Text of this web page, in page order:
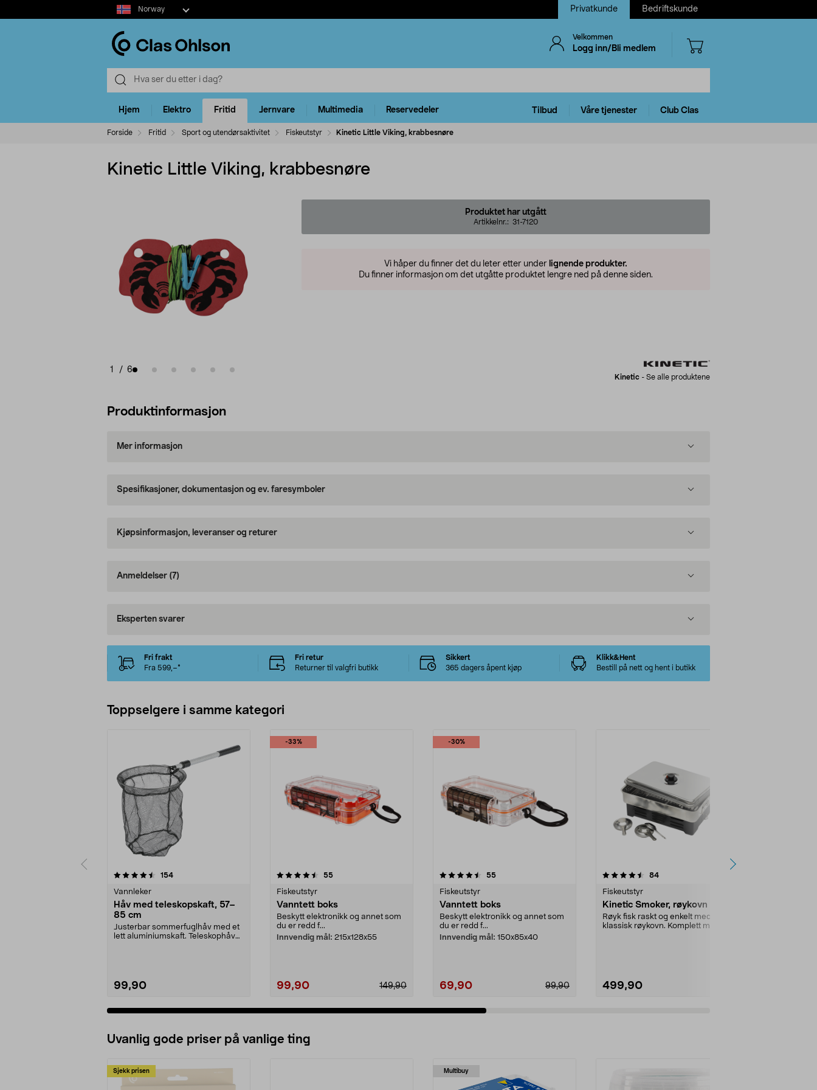
Select
market
Norway Privatkunde Bedriftskunde
Velkommen
Logg inn/Bli medlem
Hjem Elektro Fritid Jernvare Multimedia Reservedeler Tilbud Våre tjenester Club Clas
Forside Fritid Sport og utendørsaktivitet Fiskeutstyr Kinetic Little Viking, krabbesnøre
Kinetic Little Viking, krabbesnøre
1 / 6
Produktet har utgått
Artikkelnr.: 31-7120
Vi håper du finner det du leter etter under lignende produkter.
Du finner informasjon om det utgåtte produktet lengre ned på denne siden.
Kinetic - Se alle produktene
Produktinformasjon
Mer informasjon
Spesifikasjoner, dokumentasjon og ev. faresymboler
Kjøpsinformasjon, leveranser og returer
Anmeldelser (7)
Eksperten svarer
Fri frakt
Fra 599,–*
Fri retur
Returner til valgfri butikk
Sikkert
365 dagers åpent kjøp
Klikk&Hent
Bestill på nett og hent i butikk
Toppselgere i samme kategori
154anmeldelser
Vannleker
Håv med teleskopskaft, 57–
85 cm
Justerbar sommerfuglhåv med et
lett aluminiumskaft. Teleskophåv
99,90
-33%
4.5 av 5 stjerner 55anmeldelser
Fiskeutstyr
Vanntett boks
Beskytt elektronikk og annet som
du er redd f...
Innvendig mål: 215x128x55
99,90 149,90
-30%
4.5 av 5 stjerner 55anmeldelser
Fiskeutstyr
Vanntett boks
Beskytt elektronikk og annet som
du er redd f...
Innvendig mål: 150x85x40
69,90 99,90
4.5 av 5 stjerner 84anmeldelser
Fiskeutstyr
Kinetic Smoker, røykovn
Røyk fisk raskt og enkelt med en
klassisk røykovn. Komplett med to
499,90
5.0 av 5 stjerner
Uvanlig gode priser på vanlige ting
Sjekk prisen Multibuy